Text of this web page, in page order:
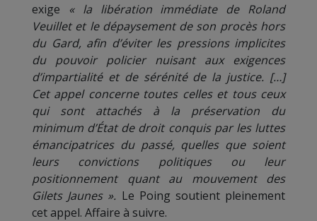
exige « la libération immédiate de Roland
Veuillet et le dépaysement de son procès hors
du Gard, afin d’éviter les pressions implicites
du pouvoir policier nuisant aux exigences
d’impartialité et de sérénité de la justice. […]
Cet appel concerne toutes celles et tous ceux
qui sont attachés à la préservation du
minimum d’État de droit conquis par les luttes
émancipatrices du passé, quelles que soient
leurs convictions politiques ou leur
positionnement quant au mouvement des
Gilets Jaunes ». Le Poing soutient pleinement
cet appel. Affaire à suivre.